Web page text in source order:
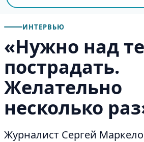
ИНТЕРВЬЮ
«Нужно над
пострадать.
Желательно
несколько
Журналист Сергей